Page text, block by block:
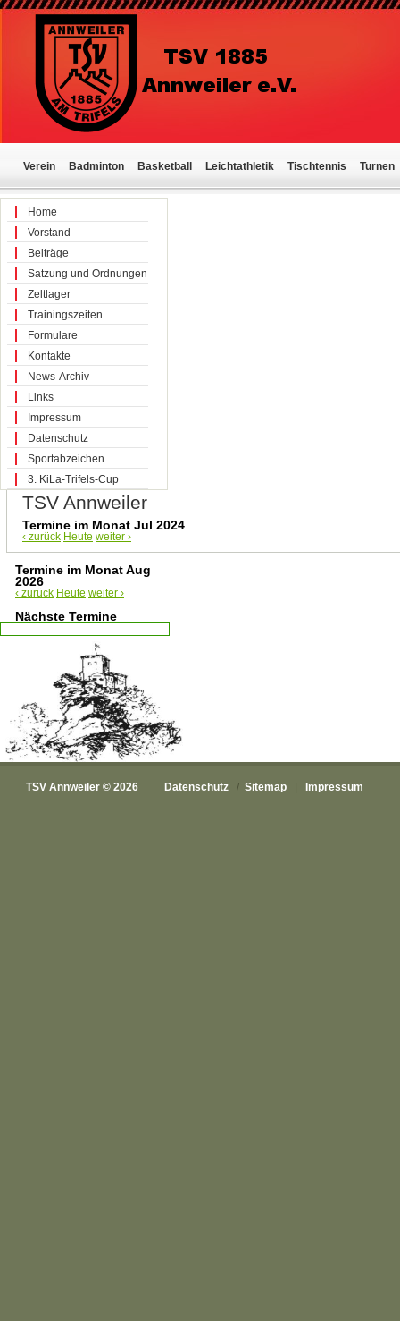
Verein Badminton Basketball Leichtathletik Tischtennis Turnen
Home
Vorstand
Beiträge
Satzung und Ordnungen
Zeltlager
Trainingszeiten
Formulare
Kontakte
News-Archiv
Links
Impressum
Datenschutz
Sportabzeichen
3. KiLa-Trifels-Cup
TSV Annweiler
Termine im Monat Jul 2024
‹ zurück Heute weiter ›
Termine im Monat Aug
2026
‹ zurück Heute weiter ›
Nächste Termine
TSV Annweiler © 2026 Datenschutz / Sitemap Impressum